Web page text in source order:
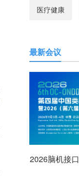
医疗健康
最新会议
2026脑机接